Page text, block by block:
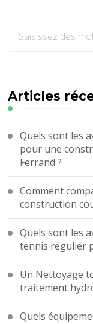
?
Articles
Quels sont les
pour une
Ferrand ?
Comment
construction
Quels sont les
tennis régulier
Un Nettoyage
traitement
Quels